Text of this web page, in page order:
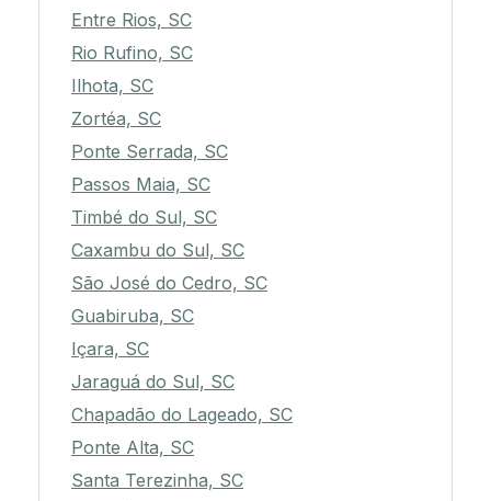
Entre Rios, SC
Rio Rufino, SC
Ilhota, SC
Zortéa, SC
Ponte Serrada, SC
Passos Maia, SC
Timbé do Sul, SC
Caxambu do Sul, SC
São José do Cedro, SC
Guabiruba, SC
Içara, SC
Jaraguá do Sul, SC
Chapadão do Lageado, SC
Ponte Alta, SC
Santa Terezinha, SC